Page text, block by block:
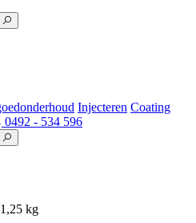
Injecteren Coating
0492 - 534 596
kg